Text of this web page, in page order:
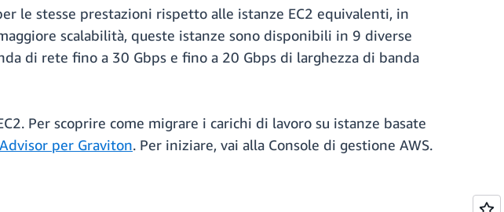
le stesse prestazioni rispetto alle istanze EC2 equivalenti, in
scalabilità, queste istanze sono disponibili in 9 diverse
di rete fino a 30 Gbps e fino a 20 Gbps di larghezza di banda
Per scoprire come migrare i carichi di lavoro su istanze basate
per Graviton. Per iniziare, vai alla Console di gestione AWS.